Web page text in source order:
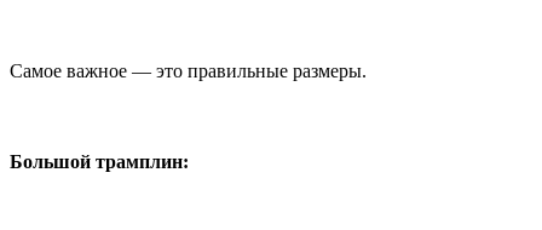
Самое важное — это правильные размеры.
Большой трамплин: